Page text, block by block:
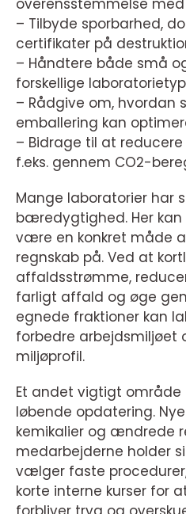
overensstemmelse
– Tilbyde sporbarhed,
certifikater på
– Håndtere både små
forskellige
– Rådgive om, hvordan
emballering kan
– Bidrage til at
f.eks. gennem CO2-
Mange laboratorier har
bæredygtighed. Her
være en konkret måde
regnskab på. Ved at
affaldsstrømme,
farligt affald og øge
egnede fraktioner kan
forbedre arbejdsmiljøet
miljøprofil.
Et andet vigtigt område
løbende opdatering.
kemikalier og ændrede
medarbejderne holder
vælger faste
korte interne kurser for